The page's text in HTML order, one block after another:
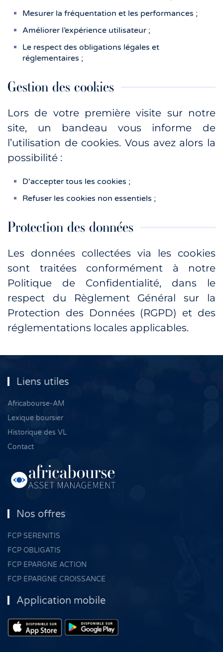
Mesurer la fréquentation et les performances ;
Améliorer l’expérience utilisateur ;
Le respect des obligations légales et
réglementaires ;
Gestion des cookies
Lors de votre première visite sur notre
site, un bandeau vous informe de
l’utilisation de cookies. Vous avez alors la
possibilité :
D'accepter tous les cookies ;
Refuser les cookies non essentiels ;
Protection des données
Les données collectées via les cookies
sont traitées conformément à notre
Politique de Confidentialité, dans le
respect du Règlement Général sur la
Protection des Données (RGPD) et des
réglementations locales applicables.
Liens utiles
Africabourse-AM
Lexique boursier
Historique des VL
Contact
Nos offres
FCP SERENITIS
FCP OBLIGATIS
FCP EPARGNE ACTION
FCP EPARGNE CROISSANCE
Application mobile